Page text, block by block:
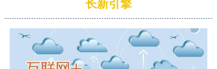
长新引擎